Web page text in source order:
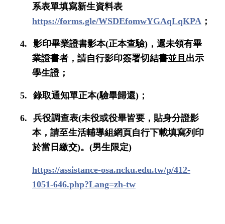
系表單填寫新生資料表
https://forms.gle/WSDEfomwYGAqLqKPA ；
4. 影印畢業證書影本(正本查驗) ，還未領有畢
業證書者，請自行影印簽署切結書並且出示
學生證；
5. 錄取通知單正本(驗畢歸還) ；
6. 兵役調查表(未役或役畢皆要，貼身分證影
本，請至生活輔導組網頁自行下載填寫列印
於當日繳交)。 (男生限定)
https://assistance-osa.ncku.edu.tw/p/412-
1051-646.php?Lang=zh-tw